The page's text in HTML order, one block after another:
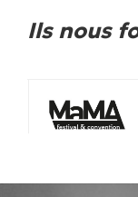
Ils nous